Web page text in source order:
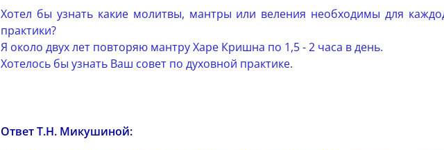
Хотел бы узнать какие молитвы, мантры или веления необходимы для
практики?
Я около двух лет повторяю мантру Харе Кришна по 1,5 - 2 часа в день.
Хотелось бы узнать Ваш совет по духовной практике.
Ответ Т.Н. Микушиной: